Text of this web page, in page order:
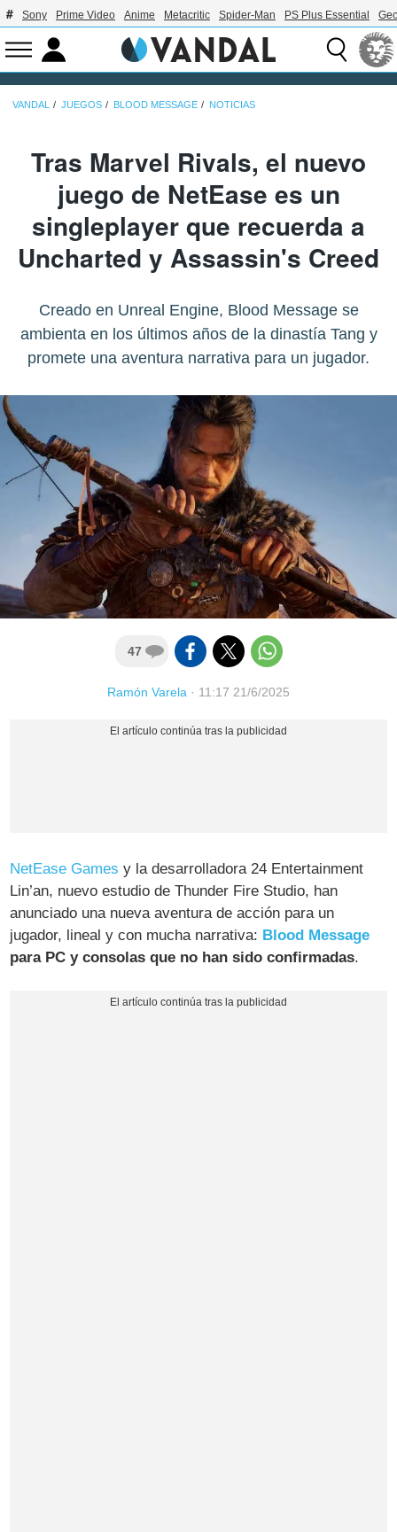
Sony Prime Video Anime Metacritic Spider-Man PS Plus Essential
VANDAL JUEGOS BLOOD MESSAGE NOTICIAS
Tras Marvel Rivals, el nuevo
juego de NetEase es un
singleplayer que recuerda a
Uncharted y Assassin's Creed
Creado en Unreal Engine, Blood Message se
ambienta en los últimos años de la dinastía Tang y
promete una aventura narrativa para un jugador.
47
Ramón Varela · 11:17 21/6/2025
NetEase Games y la desarrolladora 24 Entertainment
Lin’an, nuevo estudio de Thunder Fire Studio, han
anunciado una nueva aventura de acción para un
jugador, lineal y con mucha narrativa: Blood Message
para PC y consolas que no han sido confirmadas.